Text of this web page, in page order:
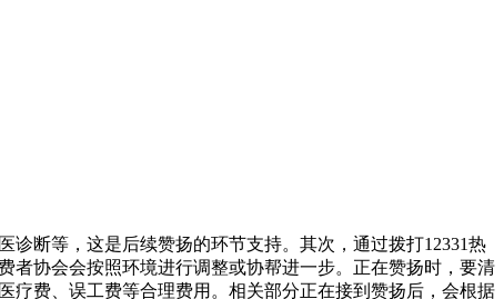
断等，这是后续赞扬的环节支持。其次，通过拨打12331热
者协会会按照环境进行调整或协帮进一步。正在赞扬时，要清
疗费、误工费等合理费用。相关部分正在接到赞扬后，会根据